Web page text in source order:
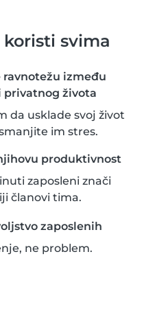
koristi svima
ravnotežu između
privatnog života
da usklade svoj život
im stres.
produktivnost
zaposleni znači
članovi tima.
zaposlenih
ne problem.